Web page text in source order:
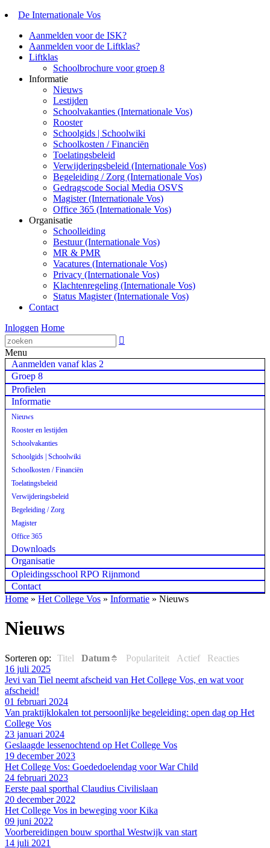
De Internationale Vos
Aanmelden voor de ISK?
Aanmelden voor de Liftklas?
Liftklas
Schoolbrochure voor groep 8
Informatie
Nieuws
Lestijden
Schoolvakanties (Internationale Vos)
Rooster
Schoolgids | Schoolwiki
Schoolkosten / Financiën
Toelatingsbeleid
Verwijderingsbeleid (Internationale Vos)
Begeleiding / Zorg (Internationale Vos)
Gedragscode Social Media OSVS
Magister (Internationale Vos)
Office 365 (Internationale Vos)
Organisatie
Schoolleiding
Bestuur (Internationale Vos)
MR & PMR
Vacatures (Internationale Vos)
Privacy (Internationale Vos)
Klachtenregeling (Internationale Vos)
Status Magister (Internationale Vos)
Contact
Inloggen Home

Menu
Aanmelden vanaf klas 2
Groep 8
Profielen
Informatie
Nieuws
Rooster en lestijden
Schoolvakanties
Schoolgids | Schoolwiki
Schoolkosten / Financiën
Toelatingsbeleid
Verwijderingsbeleid
Begeleiding / Zorg
Magister
Office 365
Downloads
Organisatie
Opleidingsschool RPO Rijnmond
Contact
Home » Het College Vos » Informatie » Nieuws
Nieuws
Sorteren op: Titel Datum Populariteit Actief
Reacties
16 juli 2025
Jevi van Tiel neemt afscheid van Het College Vos, en wat voor
afscheid!
01 februari 2024
Van praktijklokalen tot persoonlijke begeleiding: open dag op Het
College Vos
23 januari 2024
Geslaagde lessenochtend op Het College Vos
19 december 2023
Het College Vos: Goededoelendag voor War Child
24 februari 2023
Eerste paal sporthal Claudius Civilislaan
20 december 2022
Het College Vos in beweging voor Kika
09 juni 2022
Voorbereidingen bouw sporthal Westwijk van start
14 juli 2021